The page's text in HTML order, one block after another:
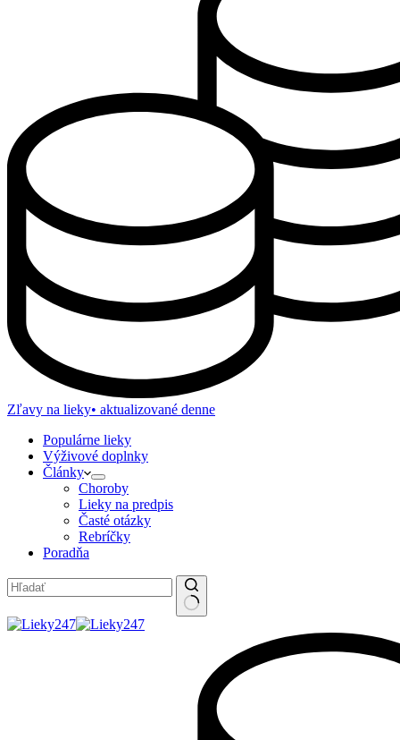
Zľavy na lieky• aktualizované denne
Populárne lieky
Výživové doplnky
Články
Choroby
Lieky na predpis
Časté otázky
Rebríčky
Poradňa
No